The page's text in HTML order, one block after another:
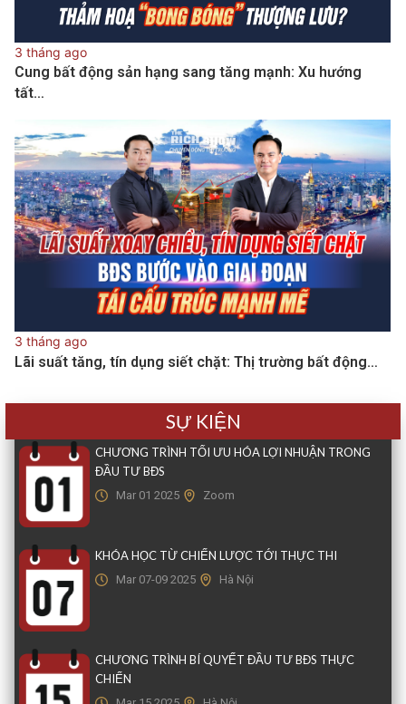
3 tháng ago
Cung bất động sản hạng sang tăng mạnh: Xu hướng
tất…
3 tháng ago
Lãi suất tăng, tín dụng siết chặt: Thị trường bất động…
SỰ KIỆN
CHƯƠNG TRÌNH TỐI ƯU HÓA LỢI NHUẬN TRONG
ĐẦU TƯ BĐS
Mar 01 2025 Zoom
KHÓA HỌC TỪ CHIẾN LƯỢC TỚI THỰC THI
Mar 07-09 2025 Hà Nội
CHƯƠNG TRÌNH BÍ QUYẾT ĐẦU TƯ BĐS THỰC
CHIẾN